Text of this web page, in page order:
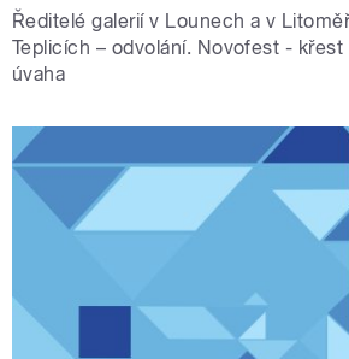
Ředitelé galerií v Lounech a v
Teplicích – odvolání. Novofest - křest
úvaha